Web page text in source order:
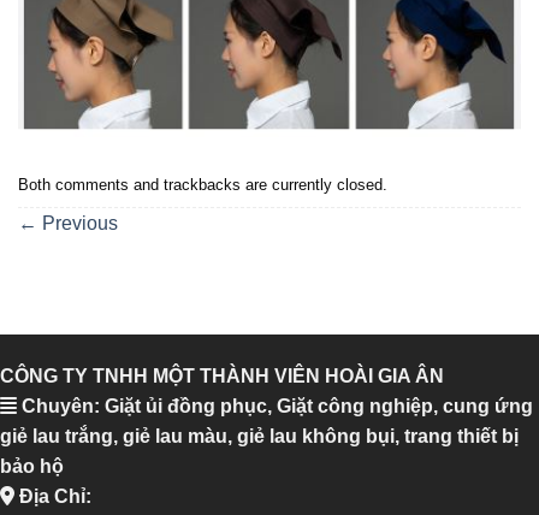
Both comments and trackbacks are currently closed.
← Previous
CÔNG TY TNHH MỘT THÀNH VIÊN HOÀI GIA ÂN
Chuyên: Giặt ủi đồng phục, Giặt công nghiệp, cung ứng
giẻ lau trắng, giẻ lau màu, giẻ lau không bụi, trang thiết bị
bảo hộ
Địa Chỉ: